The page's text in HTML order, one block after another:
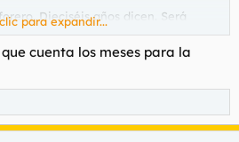
Dieciséis años dicen. Será
hija.
para expandir...
cuenta los meses para la